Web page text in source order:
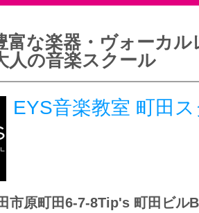
特集をみる
グッドスク
サイトマッ
富な楽器・ヴォーカル
人の音楽スクール
EYS音楽教室 町田